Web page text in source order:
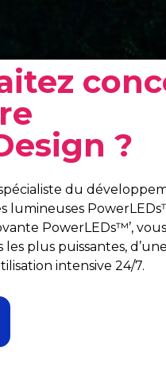
?
du
lumineuses
PowerLEDs™’,
les plus puissantes,
intensive 24/7.